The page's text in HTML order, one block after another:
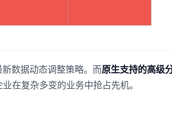
数据动态调整策略。而原生支持的高级
在复杂多变的业务中抢占先机。